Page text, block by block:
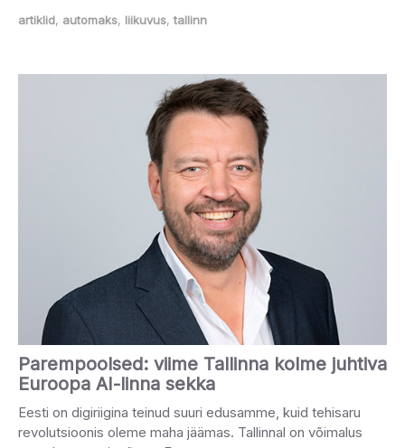
artiklid, automaks, liikuvus, tallinn
Parempoolsed: viime Tallinna kolme juhtiva
Euroopa AI-linna sekka
Eesti on digiriigina teinud suuri edusamme, kuid tehisaru
revolutsioonis oleme maha jäämas. Tallinnal on võimalus